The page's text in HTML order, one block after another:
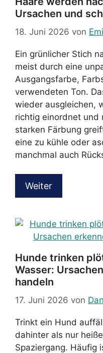
Ursachen und
18. Juni 2026 von
Ein grünlicher Stich
meist durch eine
Ausgangsfarbe,
verwendeten Ton.
wieder ausgleichen,
richtig einordnet und
starken Färbung
eine zu kühle oder
manchmal auch
Weiter
Hunde trinken
Wasser:
handeln
17. Juni 2026 von
Trinkt ein Hund
dahinter als nur
Spaziergang. Häufig